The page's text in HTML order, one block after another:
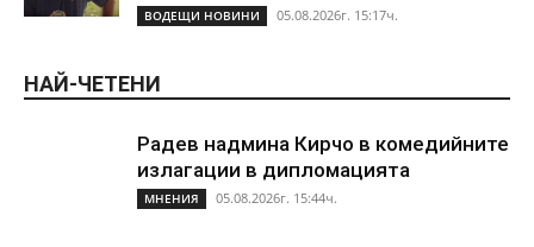
ВОДЕЩИ НОВИНИ 05.08.2026г. 15:17ч.
НАЙ-ЧЕТЕНИ
Радев надмина Кирчо в комедийните
излагации в дипломацията
МНЕНИЯ 05.08.2026г. 15:44ч.